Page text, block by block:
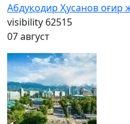
Абдуқодир Ҳусанов оғир
visibility 62515
07 август